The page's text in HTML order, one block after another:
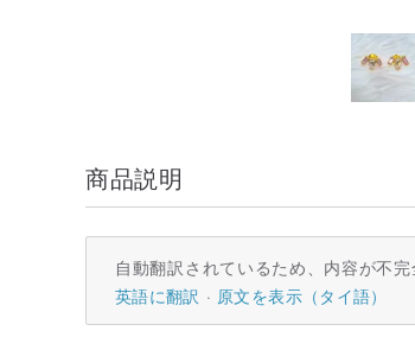
商品説明
自動翻訳されているため、内容が不完
英語に翻訳
原文を表示（タイ語）